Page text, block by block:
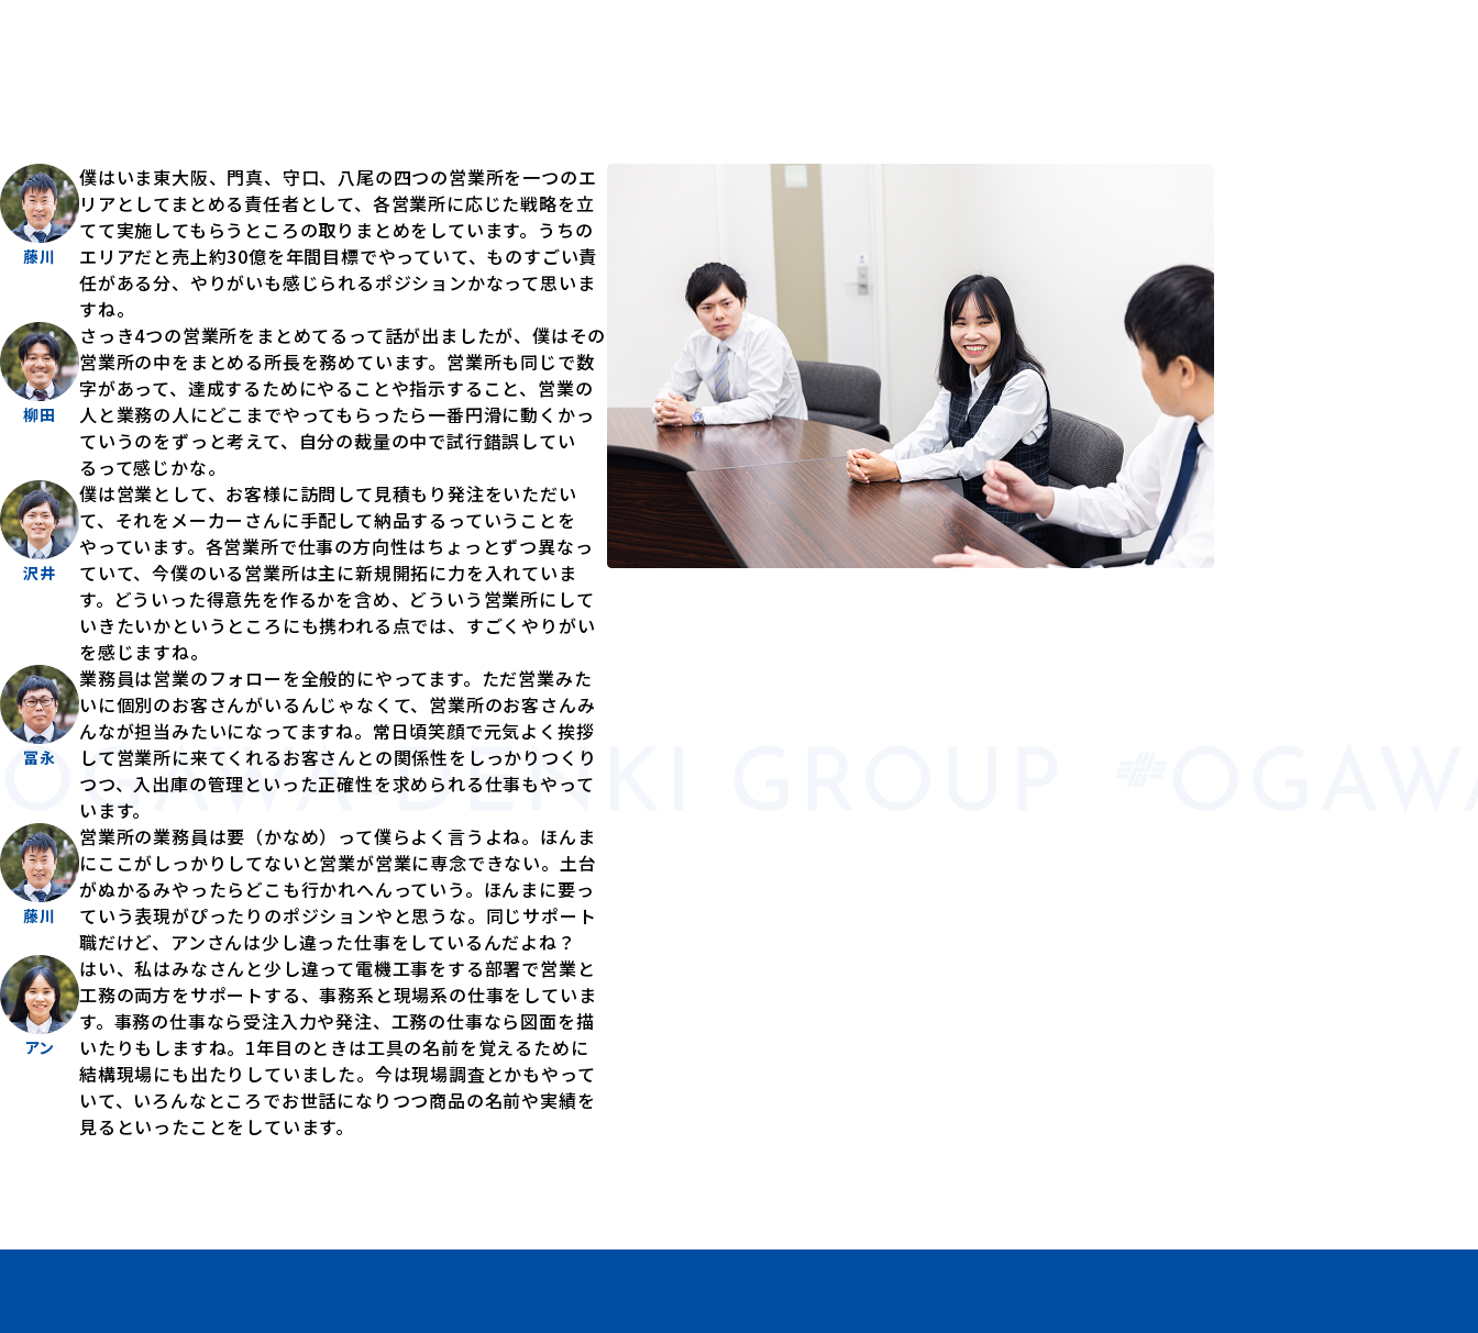
藤川
僕はいま東大阪、門真、守口、八尾の四つの営業所を一つのエ
リアとしてまとめる責任者として、各営業所に応じた戦略を立
てて実施してもらうところの取りまとめをしています。うちの
エリアだと売上約30億を年間目標でやっていて、ものすごい責
任がある分、やりがいも感じられるポジションかなって思いま
すね。
柳田
さっき4つの営業所をまとめてるって話が出ましたが、僕はその
営業所の中をまとめる所長を務めています。営業所も同じで数
字があって、達成するためにやることや指示すること、営業の
人と業務の人にどこまでやってもらったら一番円滑に動くかっ
ていうのをずっと考えて、自分の裁量の中で試行錯誤してい
るって感じかな。
沢井
僕は営業として、お客様に訪問して見積もり発注をいただい
て、それをメーカーさんに手配して納品するっていうことを
やっています。各営業所で仕事の方向性はちょっとずつ異なっ
ていて、今僕のいる営業所は主に新規開拓に力を入れていま
す。どういった得意先を作るかを含め、どういう営業所にして
いきたいかというところにも携われる点では、すごくやりがい
を感じますね。
冨永
業務員は営業のフォローを全般的にやってます。ただ営業みた
いに個別のお客さんがいるんじゃなくて、営業所のお客さんみ
んなが担当みたいになってますね。常日頃笑顔で元気よく挨拶
して営業所に来てくれるお客さんとの関係性をしっかりつくり
つつ、入出庫の管理といった正確性を求められる仕事もやって
います。
藤川
営業所の業務員は要（かなめ）って僕らよく言うよね。ほんま
にここがしっかりしてないと営業が営業に専念できない。土台
がぬかるみやったらどこも行かれへんっていう。ほんまに要っ
ていう表現がぴったりのポジションやと思うな。同じサポート
職だけど、アンさんは少し違った仕事をしているんだよね？
アン
はい、私はみなさんと少し違って電機工事をする部署で営業と
工務の両方をサポートする、事務系と現場系の仕事をしていま
す。事務の仕事なら受注入力や発注、工務の仕事なら図面を描
いたりもしますね。1年目のときは工具の名前を覚えるために
結構現場にも出たりしていました。今は現場調査とかもやって
いて、いろんなところでお世話になりつつ商品の名前や実績を
見るといったことをしています。